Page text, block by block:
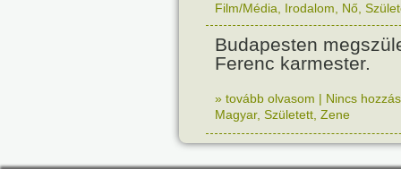
Film/Média
Irodalom Nő
Budapesten
Ferenc karmester.
» tovább olvasom | Nincs
Magyar, Született Zene